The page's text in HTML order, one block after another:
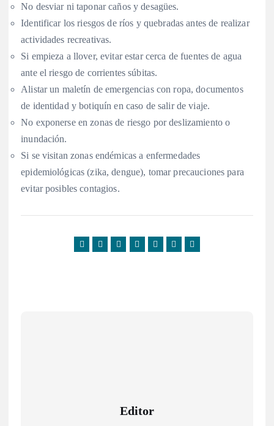
No desviar ni taponar caños y desagües.
Identificar los riesgos de ríos y quebradas antes de realizar
actividades recreativas.
Si empieza a llover, evitar estar cerca de fuentes de agua
ante el riesgo de corrientes súbitas.
Alistar un maletín de emergencias con ropa, documentos
de identidad y botiquín en caso de salir de viaje.
No exponerse en zonas de riesgo por deslizamiento o
inundación.
Si se visitan zonas endémicas a enfermedades
epidemiológicas (zika, dengue), tomar precauciones para
evitar posibles contagios.
Editor